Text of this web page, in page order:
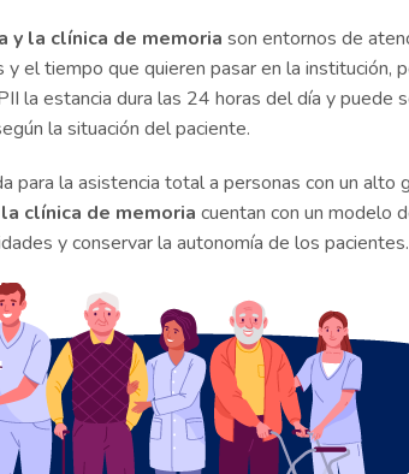
y la clínica de memoria son entornos de
el tiempo que quieren pasar en la institución,
la estancia dura las 24 horas del día y puede
la situación del paciente.
para la asistencia total a personas con un alto
clínica de memoria cuentan con un modelo
y conservar la autonomía de los pacientes.